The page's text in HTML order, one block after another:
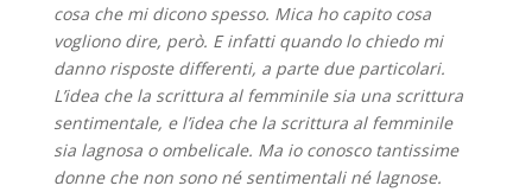
cosa che mi dicono spesso. Mica ho capito cosa
vogliono dire, però. E infatti quando lo chiedo mi
danno risposte differenti, a parte due particolari.
L’idea che la scrittura al femminile sia una scrittura
sentimentale, e l’idea che la scrittura al femminile
sia lagnosa o ombelicale. Ma io conosco tantissime
donne che non sono né sentimentali né lagnose.